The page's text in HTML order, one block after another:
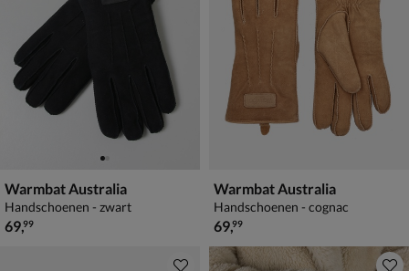
Warmbat Australia
Handschoenen - zwart
€ 69,99
69,99
Warmbat Australia
Handschoenen - cognac
€ 69,99
69,99